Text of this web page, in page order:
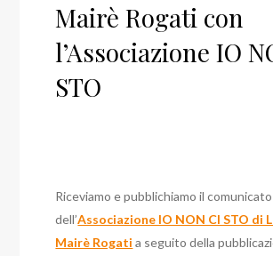
Mairè Rogati con
l’Associazione IO
STO
Riceviamo e pubblichiamo il
dell’Associazione IO NON CI STO di
Mairè Rogati a seguito della